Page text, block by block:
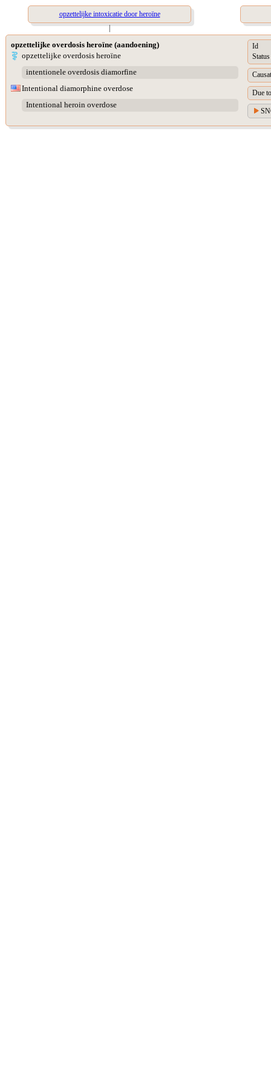
opzettelijke intoxicatie door heroïne
|
opzettelijke overdosis heroïne (aandoening)
opzettelijke overdosis heroïne
intentionele overdosis diamorfine
Intentional diamorphine overdose
Intentional heroin overdose
Id
Status
Due to